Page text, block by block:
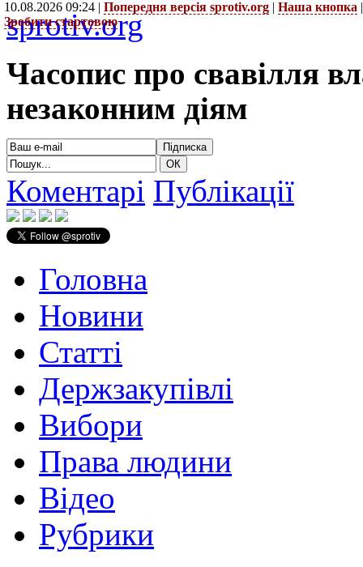
10.08.2026 09:24 | Попередня версія sprotiv.org | Наша кнопка
Зробити стартовою
sprotiv.org
Часопис про свавілля
незаконним діям
Коментарі Публікації
Головна
Новини
Статті
Держзакупівлі
Вибори
Права людини
Відео
Рубрики